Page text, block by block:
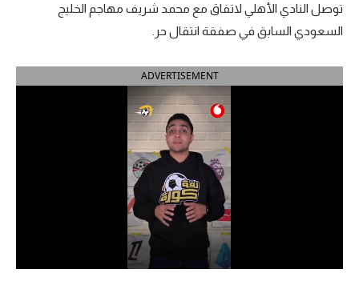
الدوري الإيطالي
الدوري الألماني
الدوري السعودي للمحترفين
دوري أبطال إفريقيا
توصل النادي الأهلي لاتفاق مع محمد شريف مهاجم الخليج
السعودي السابق في صفقة انتقال حر.
ADVERTISEMENT